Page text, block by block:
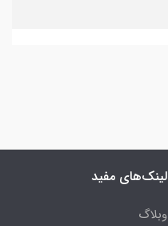
لینک‌های مفید
وبلاگ